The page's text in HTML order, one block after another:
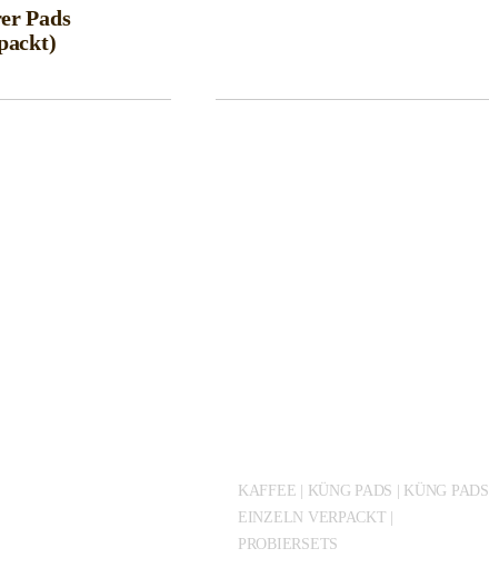
Pads
KAFFEE | KÜNG PADS | KÜNG PADS
EINZELN VERPACKT |
PROBIERSETS